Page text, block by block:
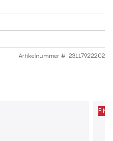
Artikelnummer #: 23117922202